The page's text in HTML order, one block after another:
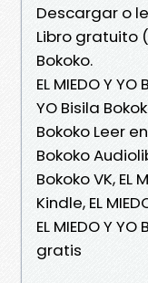
Descargar o
Libro gratuito
Bokoko.
EL MIEDO Y YO
YO Bisila
Bokoko Leer
Bokoko
Bokoko VK, EL
Kindle, EL
EL MIEDO Y
gratis